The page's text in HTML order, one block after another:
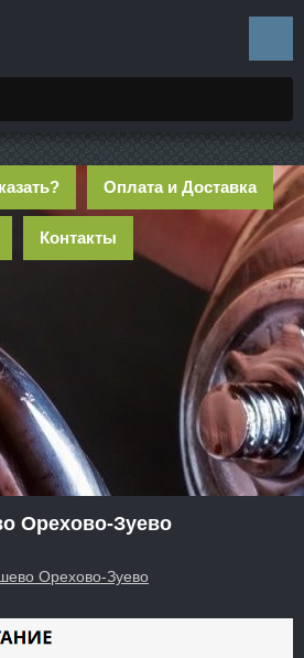
Оплата и Доставка
Контакты
Орехово-Зуево
Орехово-Зуево